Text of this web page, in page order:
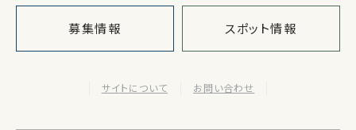
募集情報 スポット情報
サイトについて お問い合わせ